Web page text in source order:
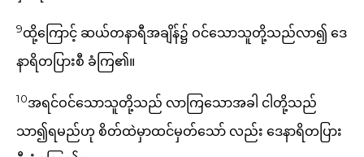
9ထို့ကြောင့် ဆယ်တနာရီအချိန်၌ ဝင်သောသူတို့သည်လာ၍ ဒေ
နာရိတပြားစီ ခံကြ၏။
10အရင်ဝင်သောသူတို့သည် လာကြသောအခါ ငါတို့သည်
သာ၍ရမည်ဟု စိတ်ထဲမှာထင်မှတ်သော် လည်း ဒေနာရိတပြား